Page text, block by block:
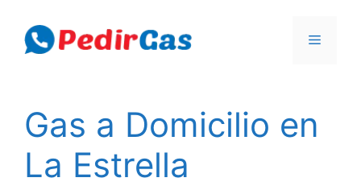
content
Menu
Gas a Domicilio en
La Estrella